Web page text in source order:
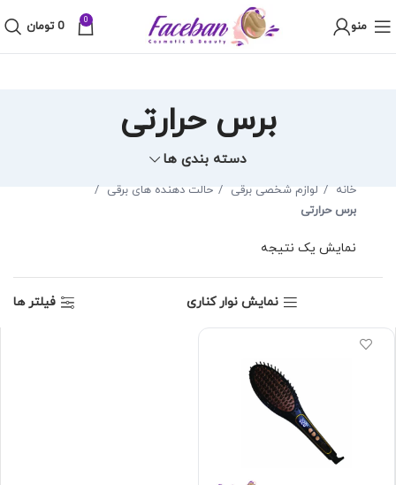
منو 0
0 تومان
برس حرارتی
دسته بندی ها
خانه لوازم شخصی برقی
حالت دهنده های برقی
برس حرارتی
نمایش یک نتیجه
نمایش نوار کناری فیلتر ها